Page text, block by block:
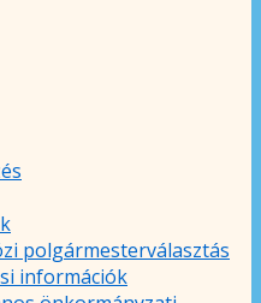
polgármesterválasztás
információk